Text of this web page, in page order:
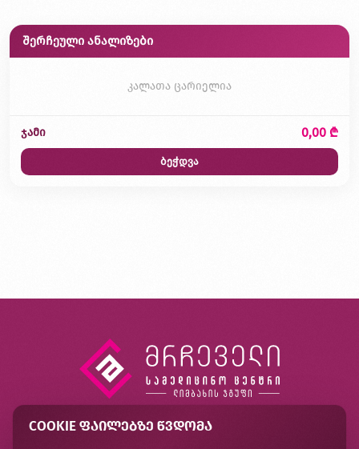
შერჩეული ანალიზები
კალათა ცარიელია
ჯამი 0,00 ₾
ბეჭდვა
COOKIE ᲤᲐᲘᲚᲔᲑᲖᲔ ᲬᲕᲓᲝᲛᲐ